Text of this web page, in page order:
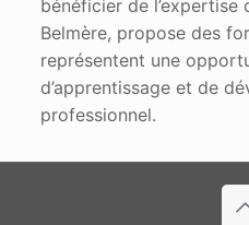
bénéficier de l’expertise
Belmère, propose des
représentent une
d’apprentissage et de
professionnel.